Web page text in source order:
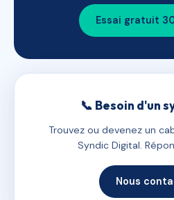
Essai gratuit
📞 Besoin d'un
Trouvez ou devenez un
Syndic Digital.
Nous